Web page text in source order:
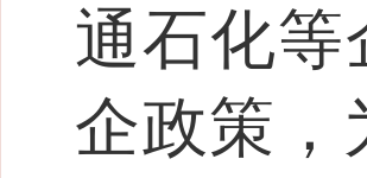
通石化等
企政策，